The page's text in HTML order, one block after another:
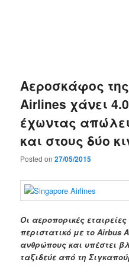
Αεροσκάφος
Airlines χάνει
έχωντας
και στους δύο
Posted on27/05/2015
Οι αεροπορικές
περιστατικό με τοAirbus
ανθρώπους και υπέστει
ταξιδεύε από τη